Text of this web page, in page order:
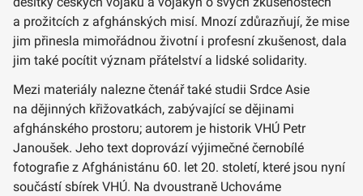
a prožitcích z afghánských misí. Mnozí zdůrazňují, že mise
jim přinesla mimořádnou životní i profesní zkušenost, dala
jim také pocítit význam přátelství a lidské solidarity.
Mezi materiály nalezne čtenář také studii Srdce Asie
na dějinných křižovatkách, zabývající se dějinami
afghánského prostoru; autorem je historik VHÚ Petr
Janoušek. Jeho text doprovází výjimečné černobílé
fotografie z Afghánistánu 60. let 20. století, které jsou nyní
součástí sbírek VHÚ. Na dvoustraně Uchováme